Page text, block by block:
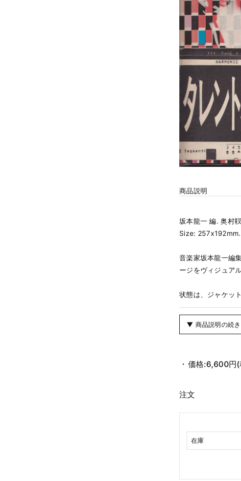
商品説明
坂本龍一 編. 奥村
Size: 257x192mm.
音楽家坂本龍一編
ージをヴィジュア
状態は、ジャケッ
▼ 商品説明の続
価格:6,600円
注文
在庫